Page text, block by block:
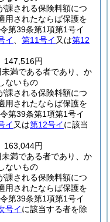
課される保険料額につ
用されたならば保護を
第39条第1項第1号イ
イ 第11号イ 又は第12
147,516円
満である者であり、か
ないもの
課される保険料額につ
用されたならば保護を
第39条第1項第1号イ
イ 又は第12号イに該当
163,044円
満である者であり、か
ないもの
課される保険料額につ
用されたならば保護を
第39条第1項第1号イ
号イに該当する者を除